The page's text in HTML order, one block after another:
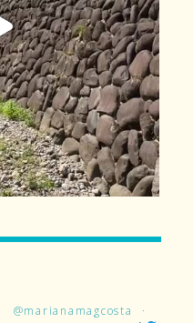
@marianamagcosta ·